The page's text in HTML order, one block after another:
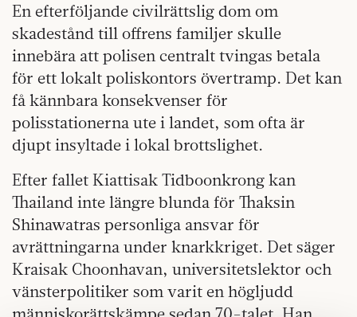
En efterföljande civilrättslig dom om
skadestånd till offrens familjer skulle
innebära att polisen centralt tvingas betala
för ett lokalt poliskontors övertramp. Det kan
få kännbara konsekvenser för
polisstationerna ute i landet, som ofta är
djupt insyltade i lokal brottslighet.
Efter fallet Kiattisak Tidboonkrong kan
Thailand inte längre blunda för Thaksin
Shinawatras personliga ansvar för
avrättningarna under knarkkriget. Det säger
Kraisak Choonhavan, universitetslektor och
vänsterpolitiker som varit en högljudd